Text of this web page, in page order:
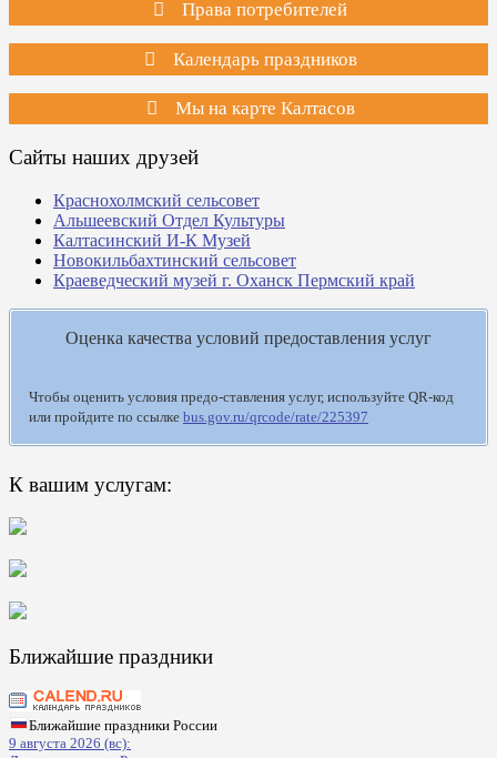
Права потребителей
Календарь праздников
Мы на карте Калтасов
Сайты наших друзей
Краснохолмский сельсовет
Альшеевский Отдел Культуры
Калтасинский И-К Музей
Новокильбахтинский сельсовет
Краеведческий музей г. Оханск Пермский край
Оценка качества условий предоставления услуг
Чтобы оценить условия предо-ставления услуг, используйте QR-код
или пройдите по ссылке bus.gov.ru/qrcode/rate/225397
К вашим услугам:
Ближайшие праздники
Ближайшие праздники России
9 августа 2026 (вс):